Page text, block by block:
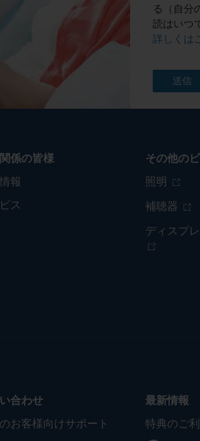
る（自分
読はいつ
詳しくは
係の皆様
報
ス
その他の
照明
補聴器
ディスプ
合わせ
お客様向けサポート
最新情報
特典のご